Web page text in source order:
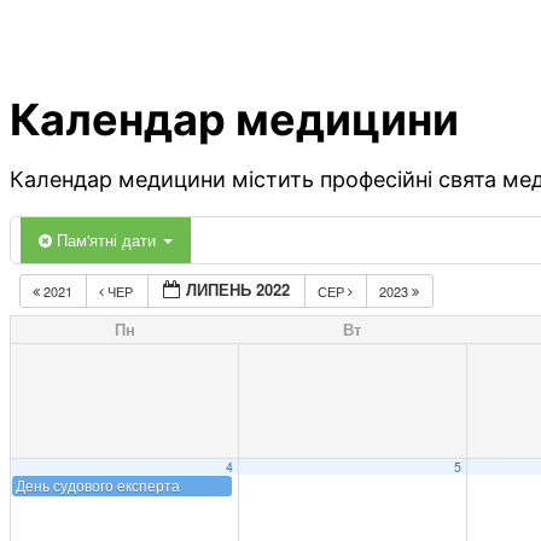
Календар медицини
Календар медицини містить професійні свята
Пам'ятні дати
2021 ЧЕР ЛИПЕНЬ 2022 СЕР 2023
Пн Вт
4
День судового експерта
5